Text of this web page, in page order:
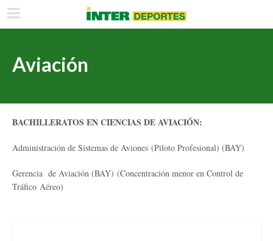
Aviación
BACHILLERATOS EN CIENCIAS DE AVIACIÓN:
Administración de Sistemas de Aviones (Piloto Profesional) (BAY)
Gerencia de Aviación (BAY) (Concentración menor en Control de
Tráfico Aéreo)